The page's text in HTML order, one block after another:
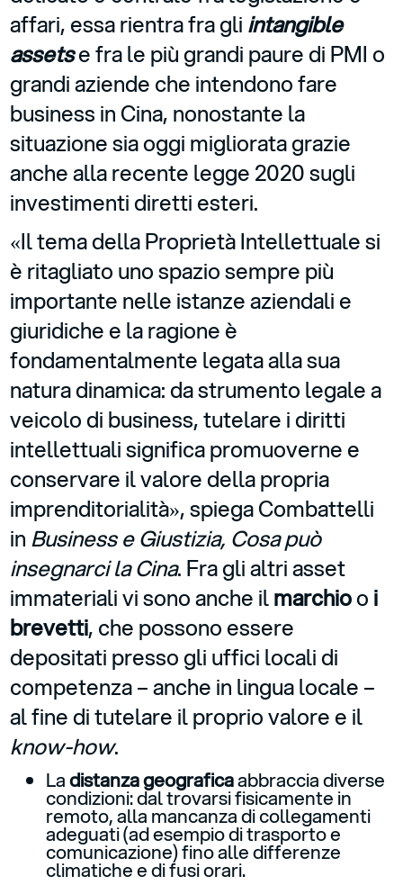
affari, essa rientra fra gli intangible
assetse fra le più grandi paure di PMI o
grandi aziende che intendono fare
business in Cina, nonostante la
situazione sia oggi migliorata grazie
anche alla recente legge 2020 sugli
investimenti diretti esteri.
«Il tema della Proprietà Intellettuale si
è ritagliato uno spazio sempre più
importante nelle istanze aziendali e
giuridiche e la ragione è
fondamentalmente legata alla sua
natura dinamica: da strumento legale a
veicolo di business, tutelare i diritti
intellettuali significa promuoverne e
conservare il valore della propria
imprenditorialità», spiega Combattelli
in Business e Giustizia, Cosa può
insegnarci la Cina. Fra gli altri asset
immateriali vi sono anche ilmarchioo i
brevetti, che possono essere
depositati presso gli uffici locali di
competenza – anche in lingua locale –
al fine di tutelare il proprio valore e il
know-how.
Ladistanza geograficaabbraccia diverse
condizioni: dal trovarsi fisicamente in
remoto, alla mancanza di collegamenti
adeguati (ad esempio di trasporto e
comunicazione) fino alle differenze
climatiche e di fusi orari.